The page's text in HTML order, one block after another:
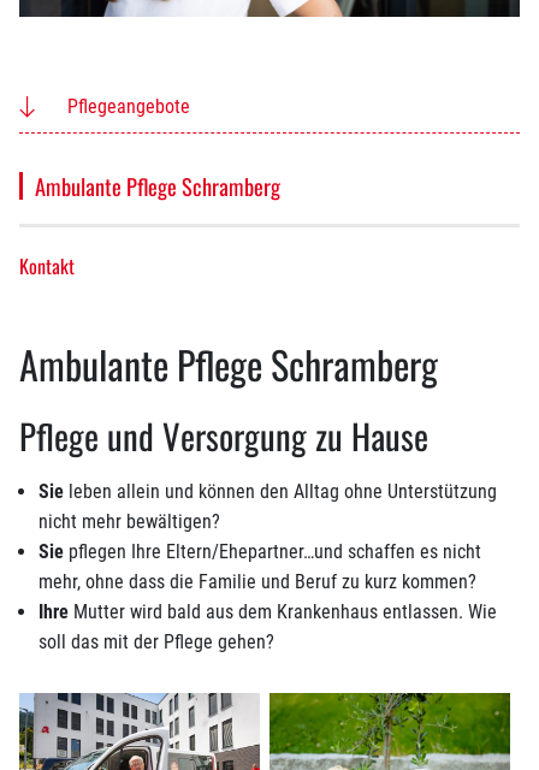
Pflegeangebote
Ambulante Pflege Schramberg
Kontakt
Ambulante Pflege Schramberg
Pflege und Versorgung zu Hause
Sie leben allein und können den Alltag ohne Unterstützung
nicht mehr bewältigen?
Sie pflegen Ihre Eltern/Ehepartner…und schaffen es nicht
mehr, ohne dass die Familie und Beruf zu kurz kommen?
Ihre Mutter wird bald aus dem Krankenhaus entlassen. Wie
soll das mit der Pflege gehen?